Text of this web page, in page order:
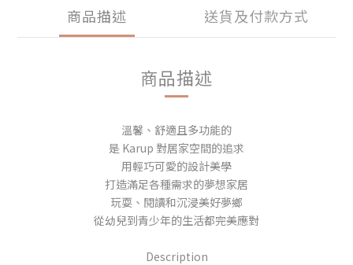
商品描述 送貨及付款方式
商品描述
溫馨、舒適且多功能的
是 Karup 對居家空間的追求
用輕巧可愛的設計美學
打造滿足各種需求的夢想家居
玩耍、閱讀和沉浸美好夢鄉
從幼兒到青少年的生活都完美應對
Description